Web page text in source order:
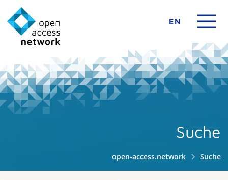
EN
Suche
open-access.network Suche